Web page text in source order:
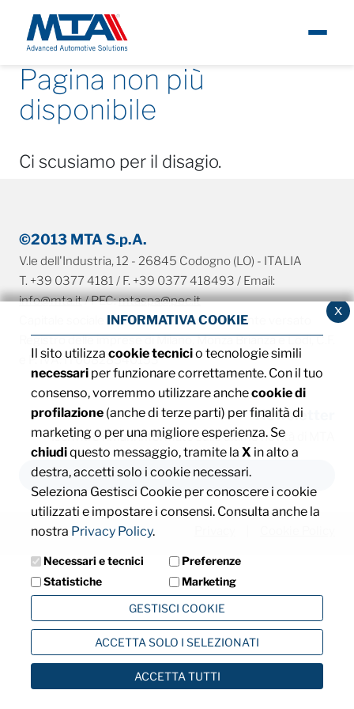
Chi siamo
Contatti
Carriere
Pagina non più
disponibile
Ci scusiamo per il disagio.
©2013 MTA S.p.A.
V.le dell'Industria, 12 - 26845 Codogno (LO) - ITALIA
T. +39 0377 4181 / F. +39 0377 418493 / Email:
info@mta.it/ PEC:mtaspa@pec.it
Capitale sociale € 8.000.000,00 interamente versato
Registro delle imprese di Milano, Monza Brianza e Lodi, C.F.
e P. IVA: IT00828540153
Newsletter
Iscriviti e rimani informato sulle ultime novità di MTA
ISCRIVITI
x
INFORMATIVA COOKIE
Il sito utilizza cookie tecnicio tecnologie simili
necessari per funzionare correttamente. Con il tuo
consenso, vorremmo utilizzare anchecookie di
profilazione (anche di terze parti) per finalità di
marketing o per una migliore esperienza. Se
chiudiquesto messaggio, tramite la X in alto a
destra, accetti solo i cookie necessari.
Seleziona Gestisci Cookie per conoscere i cookie
utilizzati e impostare i consensi. Consulta anche la
nostra Privacy Policy.
Necessari e tecnici
Preferenze
Statistiche
Marketing
GESTISCI COOKIE
ACCETTA SOLO I SELEZIONATI
ACCETTA TUTTI